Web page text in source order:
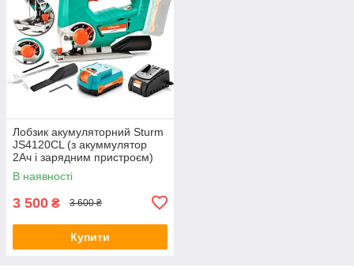
Лобзик акумуляторний Sturm
JS4120CL (з акуммулятор
2Ач і зарядним пристроєм)
В наявності
3 500 ₴ 3 600 ₴
Купити